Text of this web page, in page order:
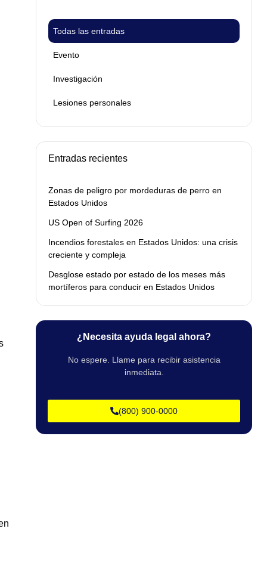
Evento
Investigación
Lesiones personales
Todas las entradas
Entradas recientes
Zonas de peligro por mordeduras de perro en
Estados Unidos
US Open of Surfing 2026
Incendios forestales en Estados Unidos: una crisis
creciente y compleja
Desglose estado por estado de los meses más
mortíferos para conducir en Estados Unidos
¿Necesita ayuda legal ahora?
No espere. Llame para recibir asistencia
inmediata.
(800) 900-0000